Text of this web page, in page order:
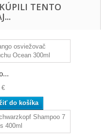
TENTO
€
do košíka